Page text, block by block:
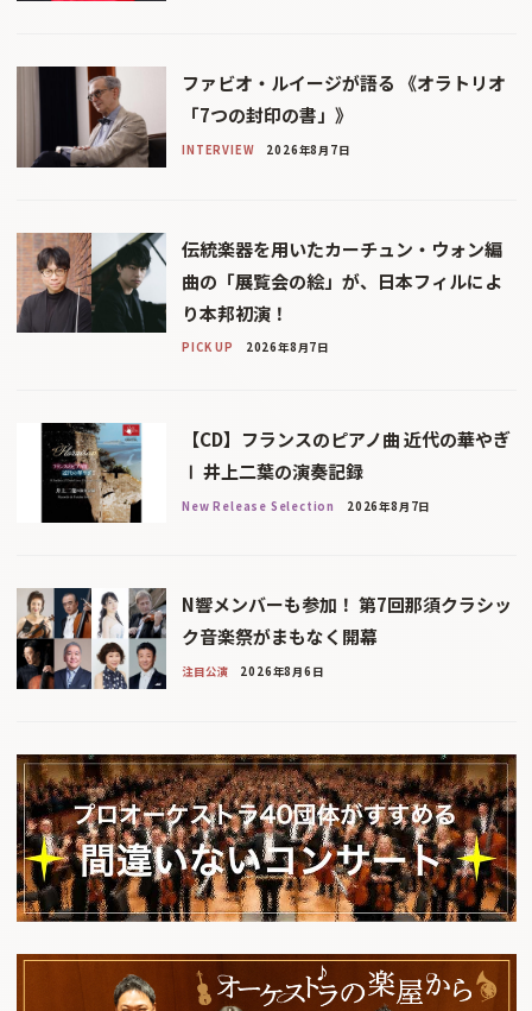
ファビオ・ルイージが語る 《オラトリオ
「7つの封印の書」》
INTERVIEW 2026年8月7日
伝統楽器を用いたカーチュン・ウォン編
曲の「展覧会の絵」が、日本フィルによ
り本邦初演！
PICK UP 2026年8月7日
【CD】フランスのピアノ曲 近代の華やぎ
Ⅰ 井上二葉の演奏記録
New Release Selection 2026年8月7日
N響メンバーも参加！ 第7回那須クラシッ
ク音楽祭がまもなく開幕
注目公演 2026年8月6日